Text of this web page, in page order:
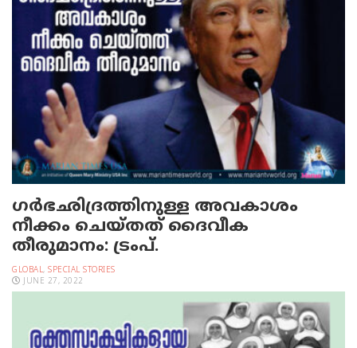
ഗര്‍ഭഛിദ്രത്തിനുള്ള അവകാശം
നീക്കം ചെയ്തത് ദൈവീക
തീരുമാനം: ട്രംപ്.
GLOBAL, SPECIAL STORIES
JUNE 27, 2022